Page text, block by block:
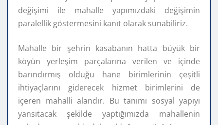
değişimi ile mahalle yapımızdaki değişimin
paralellik göstermesini kanıt olarak sunabiliriz.
Mahalle bir şehrin kasabanın hatta büyük bir
köyün yerleşim parçalarına verilen ve içinde
barındırmış olduğu hane birimlerinin çeşitli
ihtiyaçlarını giderecek hizmet birimlerini de
içeren mahalli alandır. Bu tanımı sosyal yapıyı
yansıtacak şekilde yaptığımızda mahallenin